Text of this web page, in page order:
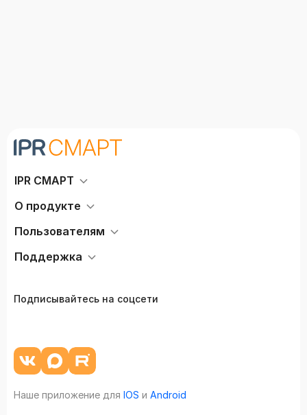
IPR СМАРТ
О продукте
Пользователям
Поддержка
Подписывайтесь на соцсети
Наше приложение для IOS и Android